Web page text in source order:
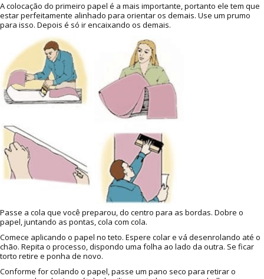
A colocação do primeiro papel é a mais importante, portanto ele tem que
estar perfeitamente alinhado para orientar os demais. Use um prumo
para isso. Depois é só ir encaixando os demais.
Passe a cola que você preparou, do centro para as bordas. Dobre o
papel, juntando as pontas, cola com cola.
Comece aplicando o papel no teto. Espere colar e vá desenrolando até o
chão. Repita o processo, dispondo uma folha ao lado da outra. Se ficar
torto retire e ponha de novo.
Conforme for colando o papel, passe um pano seco para retirar o